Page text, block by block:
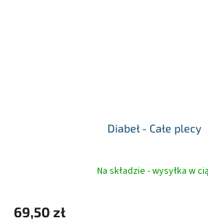
Diabeł - Całe plecy
Na składzie - wysyłka w
69,50 zł